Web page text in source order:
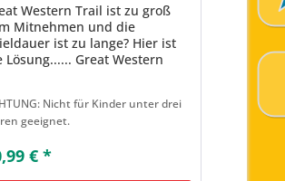
Western Trail ist zu groß
Mitnehmen und die
ist zu lange? Hier ist
Lösung...... Great Western
an die Great
Trail -Reihe angelehnt.
Nicht für Kinder unter drei
geeignet.
€ *